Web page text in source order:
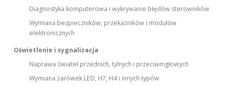
Diagnostyka komputerowa i wykrywanie błędów sterowników
Wymiana bezpieczników, przekaźników i modułów
elektronicznych
Oświetlenie i sygnalizacja
Naprawa świateł przednich, tylnych i przeciwmgłowych
Wymiana żarówek LED, H7, H4 i innych typów